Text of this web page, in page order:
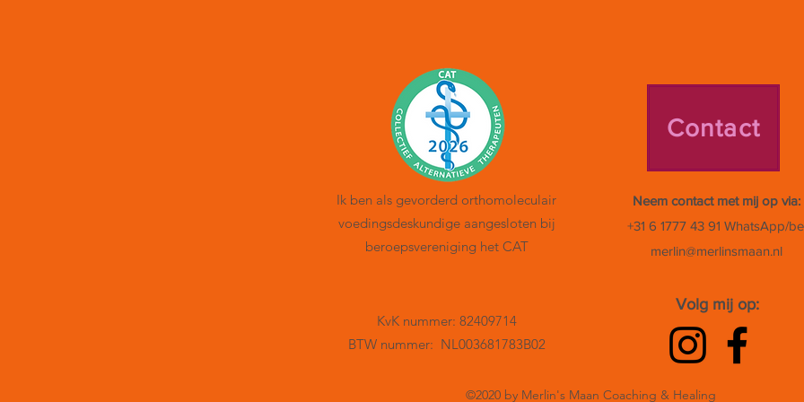
Ik ben als gevorderd orthomoleculair
voedingsdeskundige aangesloten bij
beroepsvereniging het CAT
KvK nummer: 82409714
BTW nummer: NL003681783B02
Contact
Neem contact met mij op via:
+31 6 1777 43 91 WhatsApp/
merlin@merlinsmaan.nl
Volg mij op:
©2020 by Merlin's Maan Coaching & Healing